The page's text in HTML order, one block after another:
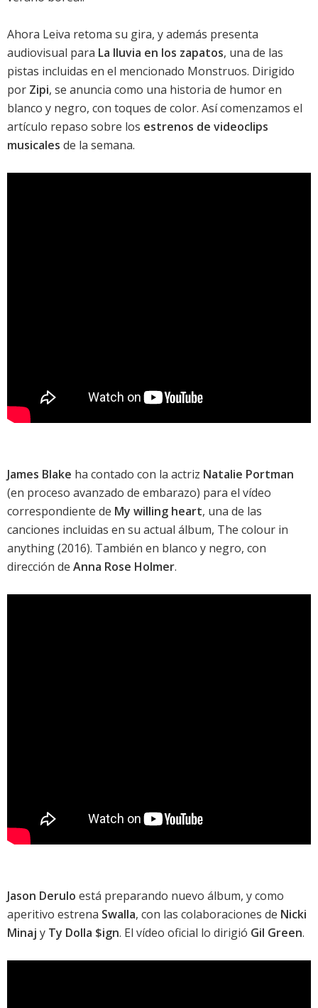
Ahora Leiva retoma su gira, y además presenta
audiovisual para La lluvia en los zapatos, una de las
pistas incluidas en el mencionado Monstruos. Dirigido
por Zipi, se anuncia como una historia de humor en
blanco y negro, con toques de color. Así comenzamos el
artículo repaso sobre los estrenos de videoclips
musicales de la semana.
James Blake ha contado con la actriz Natalie Portman
(en proceso avanzado de embarazo) para el vídeo
correspondiente de My willing heart, una de las
canciones incluidas en su actual álbum, The colour in
anything(2016). También en blanco y negro, con
dirección de Anna Rose Holmer.
Jason Derulo está preparando nuevo álbum, y como
aperitivo estrena Swalla, con las colaboraciones de Nicki
Minaj y Ty Dolla $ign. El vídeo oficial lo dirigió Gil Green.